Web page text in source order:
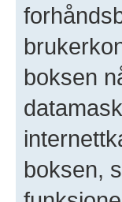
boksen
boksen,